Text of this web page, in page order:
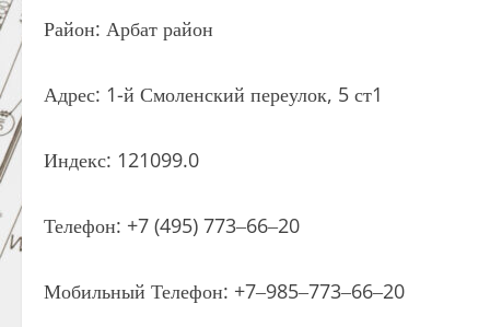
Район: Арбат район
Адрес: 1-й Смоленский переулок, 5 ст1
Индекс: 121099.0
Телефон: +7 (495) 773‒66‒20
Мобильный Телефон: +7‒985‒773‒66‒20